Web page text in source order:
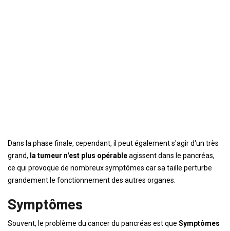
Dans la phase finale, cependant, il peut également s'agir d'un très
grand, la tumeur n'est plus opérableagissent dans le pancréas,
ce qui provoque de nombreux symptômes car sa taille perturbe
grandement le fonctionnement des autres organes.
Symptômes
Souvent, le problème du cancer du pancréas est que Symptômes